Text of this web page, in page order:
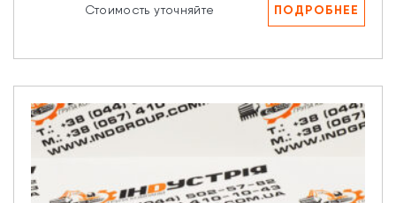
Стоимость уточняйте ПОДРОБНЕЕ